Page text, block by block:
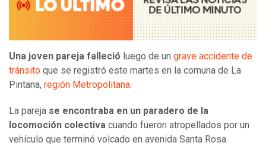
Una joven pareja falleció luego de un grave accidente de
tránsito que se registró este martes en la comuna de La
Pintana, región Metropolitana.
La pareja se encontraba en un paradero de la
locomoción colectiva cuando fueron atropellados por un
vehículo que terminó volcado en avenida Santa Rosa.